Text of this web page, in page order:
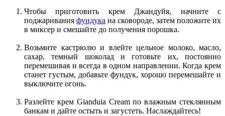
Чтобы приготовить крем Джандуйя, начните с
поджаривания фундука на сковороде, затем положите их
в миксер и смешайте до получения порошка.
Возьмите кастрюлю и влейте цельное молоко, масло,
сахар, темный шоколад и готовьте их, постоянно
перемешивая и всегда в одном направлении. Когда крем
станет густым, добавьте фундук, хорошо перемешайте и
выключите огонь.
Разлейте крем Gianduia Cream по влажным стеклянным
банкам и дайте остыть и загустеть. Наслаждайтесь!